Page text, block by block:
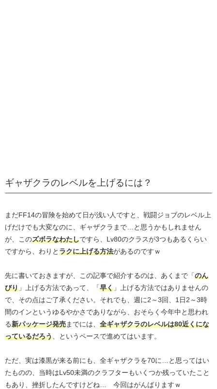
ギャザクラのレベルを上げるには？
まだFF14の冒険を始めて日が浅い人ですと、戦闘ジョブのレベル上
げだけでも大変なのに、ギャザクラまで…と思うかもしれません
が、このズボラなわたしですら、Lv80のクラスが3つもあるくらい
ですから、わりとラクに上げる方法があるのですｗ
先に書いておきますが、この記事で紹介するのは、あくまで「のん
びり 」上げる方法であって、「早く 」上げる方法ではありませんの
で、その点はご了承ください。それでも、週に2～3回、1日2～3時
間のインというゆるやかさでありながら、おそらく今年中と思われ
る新パッケージ発売までには、 全ギャザクラのレベルは80近くにな
っているだろう 、というペースで進めてはいます。
ただ、実は漆黒が来る前にも、全ギャザクラを70に…と思ってはい
たものの、当時はLv50未満のクラフターもいくつか残っていたこと
もあり、挫折したんですけどね… 今回はがんばりますｗ